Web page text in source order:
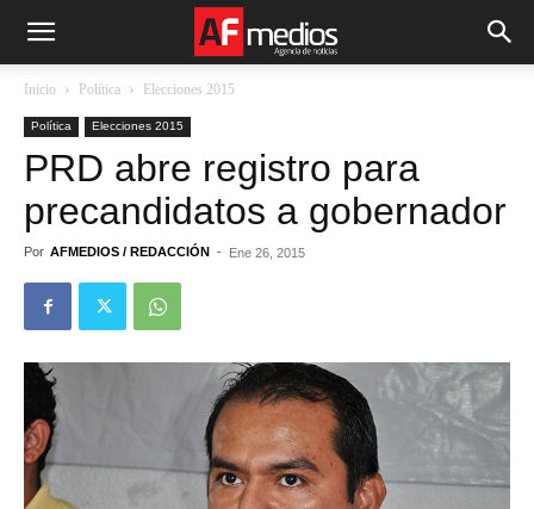
Inicio Política Elecciones 2015
Política Elecciones 2015
PRD abre registro para
precandidatos a gobernador
Por AFMEDIOS / REDACCIÓN - Ene 26, 2015